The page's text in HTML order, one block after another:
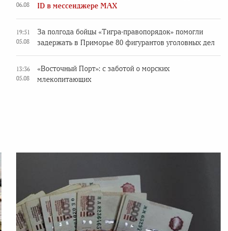
06.08
ID в мессенджере MAX
19:51
05.08
За полгода бойцы «Тигра-правопорядок» помогли
задержать в Приморье 80 фигурантов уголовных дел
13:36
05.08
«Восточный Порт»: с заботой о морских
млекопитающих